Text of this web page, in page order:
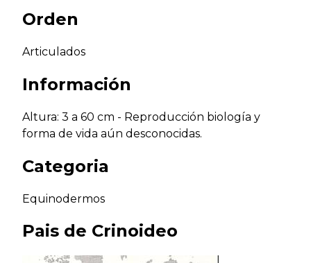
Orden
Articulados
Información
Altura: 3 a 60 cm - Reproducción biología y
forma de vida aún desconocidas.
Categoria
Equinodermos
Pais de Crinoideo